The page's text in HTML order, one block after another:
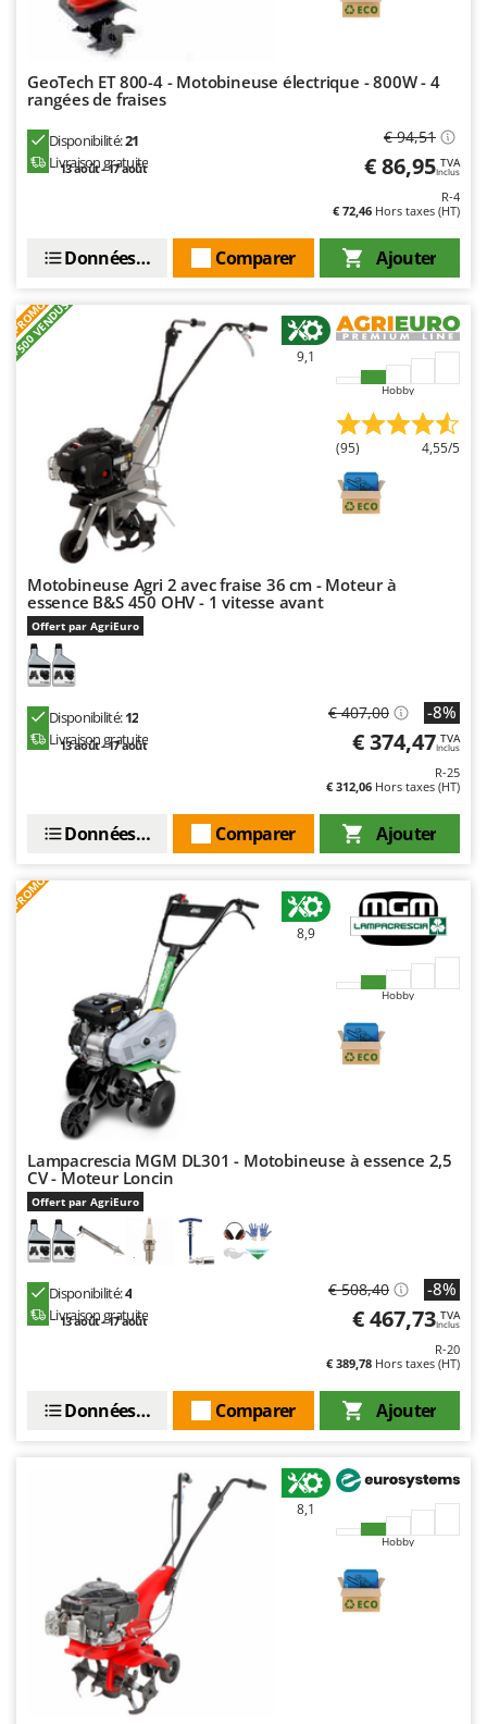
Worx
Yard Force
Z
Zanon
Zephir
Zomax
GeoTech ET 800-4 - Motobineuse électrique - 800W - 4
rangées de fraises
Disponibilité:21
Livraison gratuite
13 août - 17 août
€ 94,51
€ 86,95 TVA
Inclus
R-4
€ 72,46 Hors taxes (HT)
Ajouter
Comparer
Données techniques
PROMO
+500 VENDUS 9,1
Hobby
(95) 4,55/5
Motobineuse Agri 2 avec fraise 36 cm - Moteur à
essence B&S 450 OHV - 1 vitesse avant
Offert par AgriEuro
Disponibilité:12
Livraison gratuite
13 août - 17 août
€ 407,00 -8%
€ 374,47 TVA
Inclus
R-25
€ 312,06 Hors taxes (HT)
Ajouter
Comparer
Données techniques
PROMO
8,9
Hobby
Lampacrescia MGM DL301 - Motobineuse à essence 2,5
CV - Moteur Loncin
Offert par AgriEuro
Disponibilité:4
Livraison gratuite
13 août - 17 août
€ 508,40 -8%
€ 467,73 TVA
Inclus
R-20
€ 389,78 Hors taxes (HT)
Ajouter
Comparer
Données techniques
8,1
Hobby